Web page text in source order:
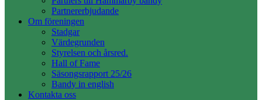
Partnererbjudande
Om föreningen
Stadgar
Värdegrunden
Styrelsen och årsred.
Hall of Fame
Säsongsrapport 25/26
Bandy in english
Kontakta oss